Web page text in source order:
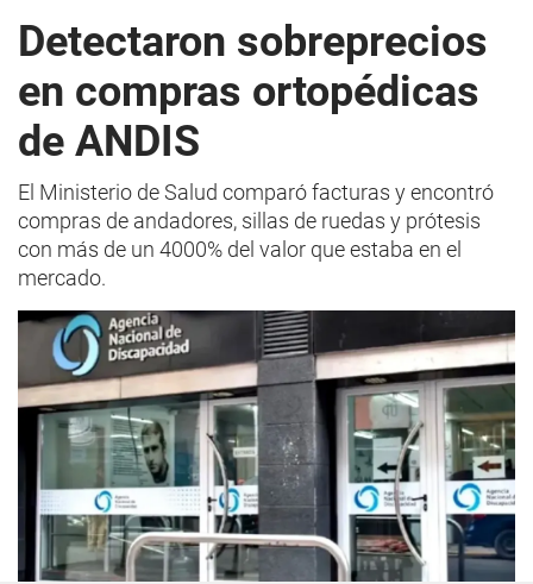
Detectaron sobreprecios
en compras ortopédicas
de ANDIS
El Ministerio de Salud comparó facturas y encontró
compras de andadores, sillas de ruedas y prótesis
con más de un 4000% del valor que estaba en el
mercado.